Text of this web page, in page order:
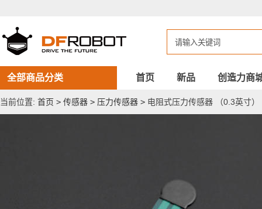
压
力
传
感
器
（0.3
英
寸）
全部商品分类 首页 新品 创造力商
当前位置: 首页 > 传感器 > 压力传感器 > 电阻式压力传感器 （0.3英寸）